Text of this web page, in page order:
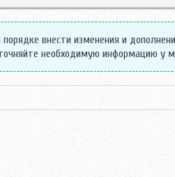
внести изменения и
необходимую информацию у